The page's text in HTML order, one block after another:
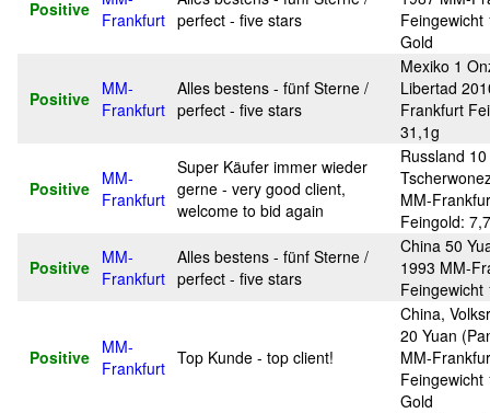
Positive
Frankfurt perfect - five stars
Feingewicht
Gold
Positive
MM-
Frankfurt
Alles bestens - fünf Sterne /
perfect - five stars
Mexiko 1
Libertad
Frankfurt
31,1g
Positive
MM-
Frankfurt
Super Käufer immer wieder
gerne - very good client,
welcome to bid again
Russland
MM-
Feingold:
Positive
MM-
Frankfurt
Alles bestens - fünf Sterne /
perfect - five stars
China 50
1993 MM-
Feingewicht
Positive
MM-
Frankfurt Top Kunde - top client!
China,
20 Yuan
MM-
Feingewicht
Gold